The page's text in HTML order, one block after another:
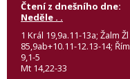
Čtení z dnešního dne:
Neděle . .
1 Král 19,9a.11-13a; Žalm Žl
85,9ab+10.11-12.13-14; Řím
9,1-5
Mt 14,22-33